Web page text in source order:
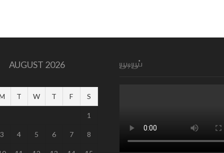
AUGUST 2026
T W T F S
1
3 4 5 6 7 8
யூடியூப்